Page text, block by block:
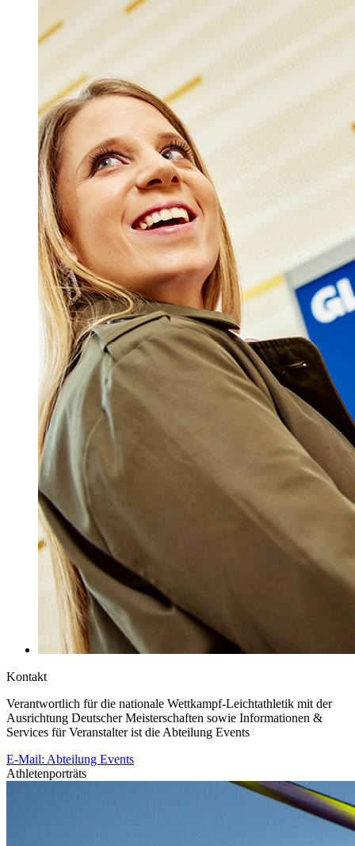
Kontakt
Verantwortlich für die nationale Wettkampf-Leichtathletik mit der
Ausrichtung Deutscher Meisterschaften sowie Informationen &
Services für Veranstalter ist die Abteilung Events
E-Mail: Abteilung Events
Athletenporträts